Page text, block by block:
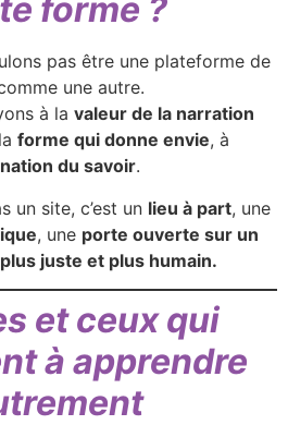
forme ?
pas être une plateforme de
une autre.
à la valeur de la narration
forme qui donne envie, à
du savoir.
un site, c’est un lieu à part, une
, une porte ouverte sur un
juste et plus humain.
et ceux qui
à apprendre